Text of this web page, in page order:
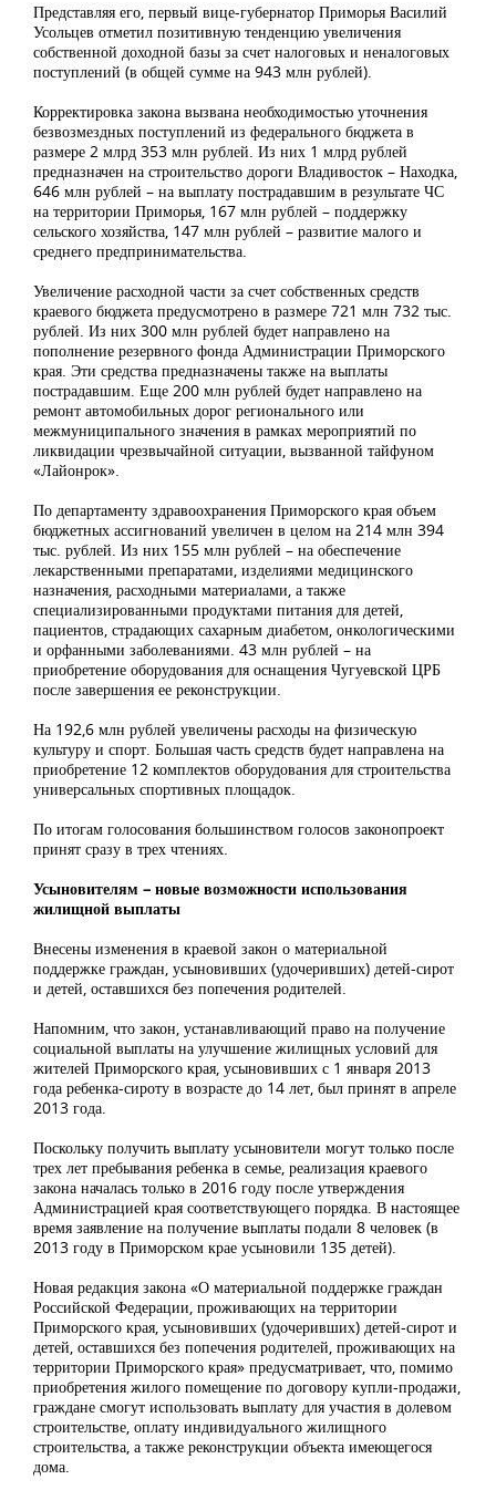
Представляя его, первый вице-губернатор Приморья Василий
Усольцев отметил позитивную тенденцию увеличения
собственной доходной базы за счет налоговых и неналоговых
поступлений (в общей сумме на 943 млн рублей).
Корректировка закона вызвана необходимостью уточнения
безвозмездных поступлений из федерального бюджета в
размере 2 млрд 353 млн рублей. Из них 1 млрд рублей
предназначен на строительство дороги Владивосток – Находка,
646 млн рублей – на выплату пострадавшим в результате ЧС
на территории Приморья, 167 млн рублей – поддержку
сельского хозяйства, 147 млн рублей – развитие малого и
среднего предпринимательства.
Увеличение расходной части за счет собственных средств
краевого бюджета предусмотрено в размере 721 млн 732 тыс.
рублей. Из них 300 млн рублей будет направлено на
пополнение резервного фонда Администрации Приморского
края. Эти средства предназначены также на выплаты
пострадавшим. Еще 200 млн рублей будет направлено на
ремонт автомобильных дорог регионального или
межмуниципального значения в рамках мероприятий по
ликвидации чрезвычайной ситуации, вызванной тайфуном
«Лайонрок».
По департаменту здравоохранения Приморского края объем
бюджетных ассигнований увеличен в целом на 214 млн 394
тыс. рублей. Из них 155 млн рублей – на обеспечение
лекарственными препаратами, изделиями медицинского
назначения, расходными материалами, а также
специализированными продуктами питания для детей,
пациентов, страдающих сахарным диабетом, онкологическими
и орфанными заболеваниями. 43 млн рублей – на
приобретение оборудования для оснащения Чугуевской ЦРБ
после завершения ее реконструкции.
На 192,6 млн рублей увеличены расходы на физическую
культуру и спорт. Большая часть средств будет направлена на
приобретение 12 комплектов оборудования для строительства
универсальных спортивных площадок.
По итогам голосования большинством голосов законопроект
принят сразу в трех чтениях.
Усыновителям – новые возможности использования
жилищной выплаты
Внесены изменения в краевой закон о материальной
поддержке граждан, усыновивших (удочеривших) детей-сирот
и детей, оставшихся без попечения родителей.
Напомним, что закон, устанавливающий право на получение
социальной выплаты на улучшение жилищных условий для
жителей Приморского края, усыновивших с 1 января 2013
года ребенка-сироту в возрасте до 14 лет, был принят в апреле
2013 года.
Поскольку получить выплату усыновители могут только после
трех лет пребывания ребенка в семье, реализация краевого
закона началась только в 2016 году после утверждения
Администрацией края соответствующего порядка. В настоящее
время заявление на получение выплаты подали 8 человек (в
2013 году в Приморском крае усыновили 135 детей).
Новая редакция закона «О материальной поддержке граждан
Российской Федерации, проживающих на территории
Приморского края, усыновивших (удочеривших) детей-сирот и
детей, оставшихся без попечения родителей, проживающих на
территории Приморского края» предусматривает, что, помимо
приобретения жилого помещение по договору купли-продажи,
граждане смогут использовать выплату для участия в долевом
строительстве, оплату индивидуального жилищного
строительства, а также реконструкции объекта имеющегося
дома.